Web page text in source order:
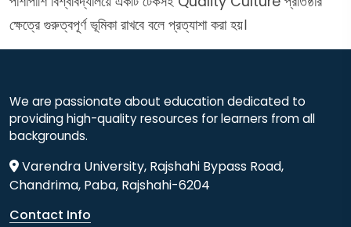
ক্ষেত্রে গুরুত্বপূর্ণ ভূমিকা রাখবে বলে প্রত্যাশা করা হয়।
We are passionate about education dedicated to
providing high-quality resources for learners from all
backgrounds.
Varendra University, Rajshahi Bypass Road,
Chandrima, Paba, Rajshahi-6204
Contact Info